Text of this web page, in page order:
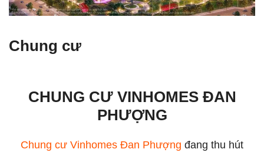
Chung cư
CHUNG CƯ VINHOMES ĐAN
PHƯỢNG
Chung cư Vinhomes Đan Phượng đang thu hút